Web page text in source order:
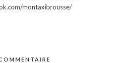
montaxibrousse/